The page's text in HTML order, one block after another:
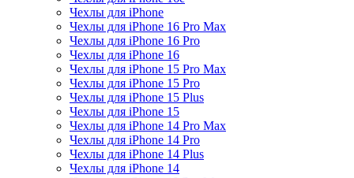
Чехлы для iPhone
Чехлы для iPhone 16 Pro Max
Чехлы для iPhone 16 Pro
Чехлы для iPhone 16
Чехлы для iPhone 15 Pro Max
Чехлы для iPhone 15 Pro
Чехлы для iPhone 15 Plus
Чехлы для iPhone 15
Чехлы для iPhone 14 Pro Max
Чехлы для iPhone 14 Pro
Чехлы для iPhone 14 Plus
Чехлы для iPhone 14